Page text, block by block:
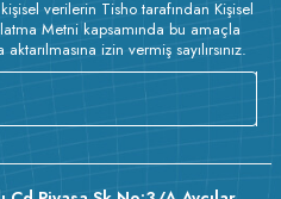
verilerin Tisho tarafından Kişisel
Metni kapsamında bu amaçla
izin vermiş sayılırsınız.